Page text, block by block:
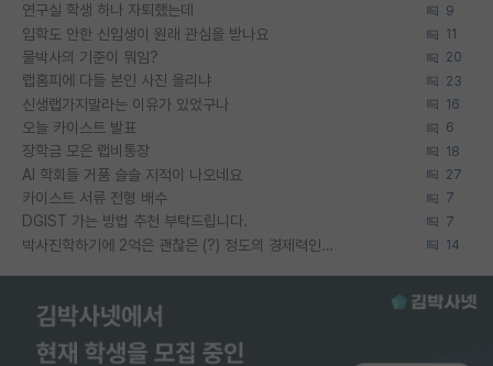
연구실 학생 하나 자퇴했는데 9
입학도 안한 신입생이 원래 관심을 받나요 11
물박사의 기준이 뭐임? 20
랩홈피에 다들 본인 사진 올리냐 23
신생랩가지말라는 이유가 있었구나 16
오늘 카이스트 발표 6
장학금 모은 랩비통장 18
AI 학회들 거품 슬슬 지적이 나오네요 27
카이스트 서류 전형 배수 7
DGIST 가는 방법 추천 부탁드립니다. 7
박사진학하기에 2억은 괜찮은 (?) 정도의 경제력인가요 14